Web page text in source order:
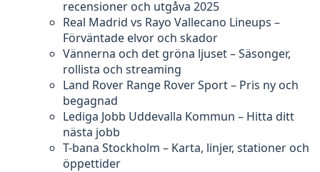
recensioner och utgåva 2025
Real Madrid vs Rayo Vallecano Lineups –
Förväntade elvor och skador
Vännerna och det gröna ljuset – Säsonger,
rollista och streaming
Land Rover Range Rover Sport – Pris ny och
begagnad
Lediga Jobb Uddevalla Kommun – Hitta ditt
nästa jobb
T-bana Stockholm – Karta, linjer, stationer och
öppettider